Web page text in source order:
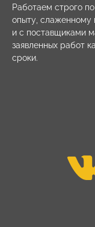
Работаем строго
опыту, слаженному
и с поставщиками
заявленных работ
сроки.